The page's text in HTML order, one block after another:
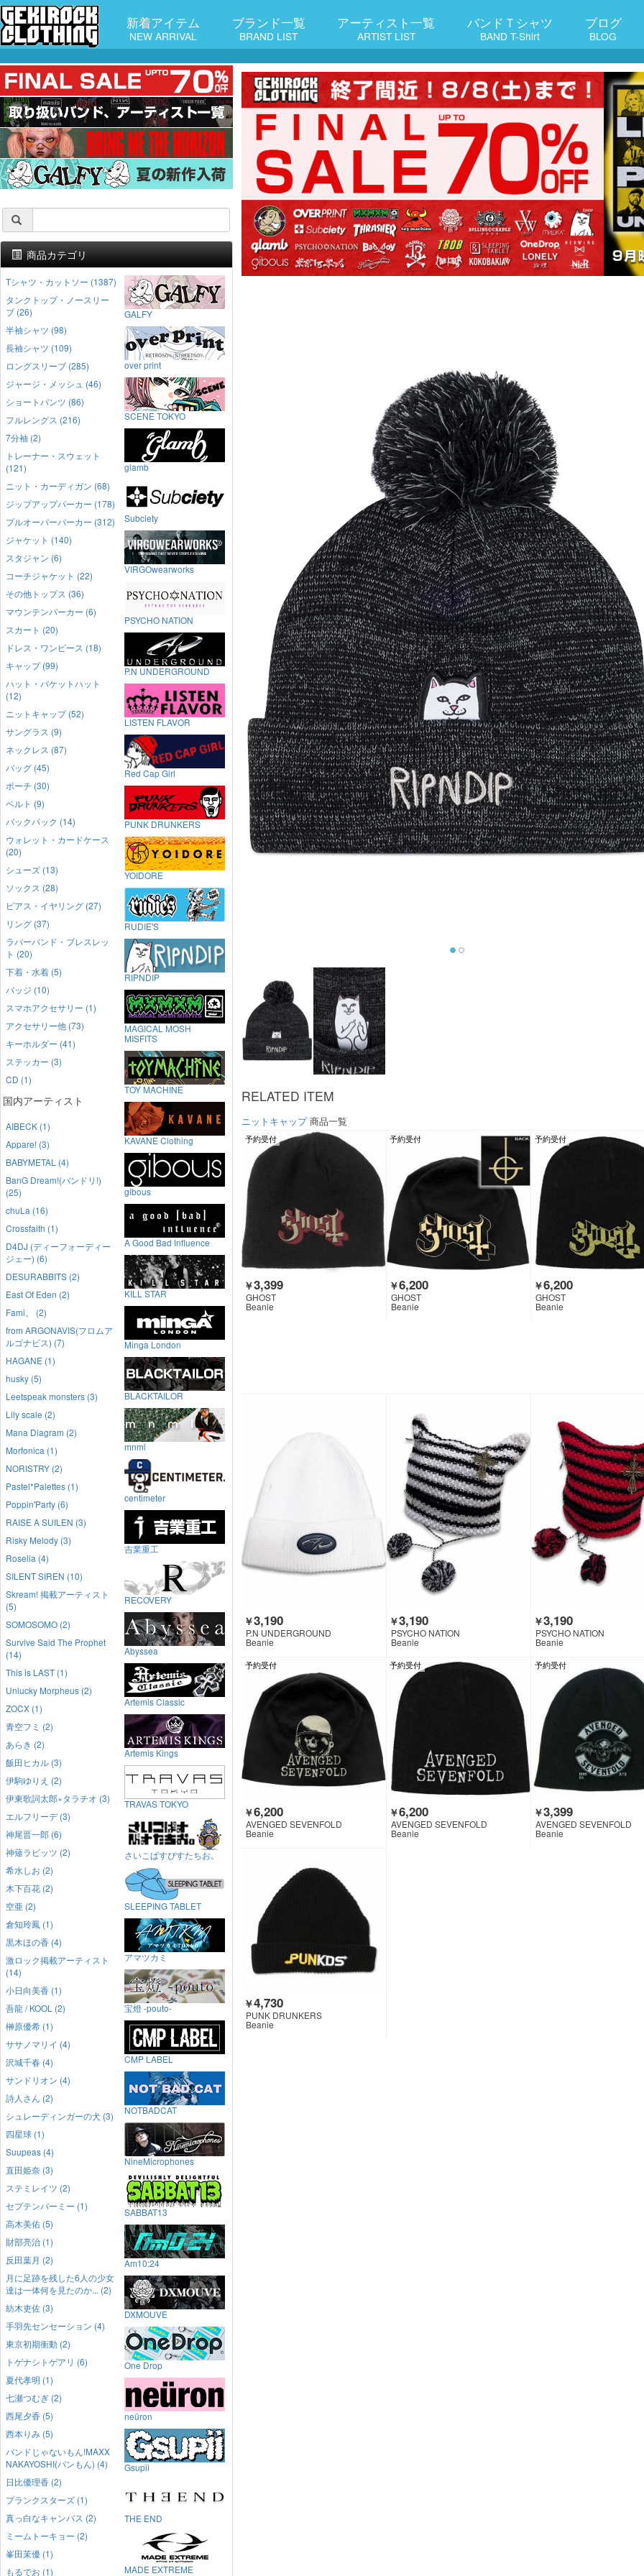
新着アイテム
NEW ARRIVAL
ブランド一覧
BRAND LIST
アーティスト一覧
ARTIST LIST
バンドＴシャツ
BAND T-Shirt
ブログ
BLOG
RELATED ITEM
ニットキャップ商品一覧
予約受付
￥3,399
GHOST
Beanie
予約受付
￥6,200
GHOST
Beanie
予約受付
￥6,200
GHOST
Beanie
￥3,190
P.N UNDERGROUND
Beanie
￥3,190
PSYCHO NATION
Beanie
￥3,190
PSYCHO NATION
Beanie
予約受付
￥6,200
AVENGED SEVENFOLD
Beanie
予約受付
￥6,200
AVENGED SEVENFOLD
Beanie
予約受付
￥3,399
AVENGED SEVENFOLD
Beanie
￥4,730
PUNK DRUNKERS
Beanie
商品カテゴリ
Tシャツ・カットソー (1387)
タンクトップ・ノースリー
ブ (26)
半袖シャツ (98)
長袖シャツ (109)
ロングスリーブ (285)
ジャージ・メッシュ (46)
ショートパンツ (86)
フルレングス (216)
7分袖 (2)
トレーナー・スウェット
(121)
ニット・カーディガン (68)
ジップアップパーカー (178)
プルオーバーパーカー (312)
ジャケット (140)
スタジャン (6)
コーチジャケット (22)
その他トップス (36)
マウンテンパーカー (6)
スカート (20)
ドレス・ワンピース (18)
キャップ (99)
ハット・バケットハット
(12)
ニットキャップ (52)
サングラス (9)
ネックレス (87)
バッグ (45)
ポーチ (30)
ベルト (9)
バックパック (14)
ウォレット・カードケース
(20)
シューズ (13)
ソックス (28)
ピアス・イヤリング (27)
リング (37)
ラバーバンド・ブレスレッ
ト (20)
下着・水着 (5)
バッジ (10)
スマホアクセサリー (1)
アクセサリー他 (73)
キーホルダー (41)
ステッカー (3)
CD (1)
国内アーティスト
AIBECK (1)
Appare! (3)
BABYMETAL (4)
BanG Dream!(バンドリ!)
(25)
chuLa (16)
Crossfaith (1)
D4DJ (ディーフォーディー
ジェー) (6)
DESURABBITS (2)
East Of Eden (2)
Fami。 (2)
from ARGONAVIS(フロムア
ルゴナビス) (7)
HAGANE (1)
husky (5)
Leetspeak monsters (3)
Lily scale (2)
Mana Diagram (2)
Morfonica (1)
NORISTRY (2)
Pastel*Palettes (1)
Poppin'Party (6)
RAISE A SUILEN (3)
Risky Melody (3)
Roselia (4)
SILENT SIREN (10)
Skream! 掲載アーティスト
(5)
SOMOSOMO (2)
Survive Said The Prophet
(14)
This is LAST (1)
Unlucky Morpheus (2)
ZOCX (1)
青空フミ (2)
あらき (2)
飯田ヒカル (3)
伊駒ゆりえ (2)
伊東歌詞太郎×タラチオ (3)
エルフリーデ (3)
神尾晋一郎 (6)
神薙ラビッツ (2)
希水しお (2)
木下百花 (2)
空亜 (2)
倉知玲鳳 (1)
黒木ほの香 (4)
激ロック掲載アーティスト
(14)
小日向美香 (1)
吾龍 / KOOL (2)
榊原優希 (1)
ササノマリイ (4)
沢城千春 (4)
サンドリオン (4)
詩人さん (2)
シュレーディンガーの犬 (3)
四星球 (1)
Suupeas (4)
直田姫奈 (3)
ステミレイツ (2)
セプテンバーミー (1)
高木美佑 (5)
財部亮治 (1)
反田葉月 (2)
月に足跡を残した6人の少女
達は一体何を見たのか... (2)
紡木吏佐 (3)
手羽先センセーション (4)
東京初期衝動 (2)
トゲナシトゲアリ (6)
夏代孝明 (1)
七瀬つむぎ (2)
西尾夕香 (5)
西本りみ (5)
バンドじゃないもん!MAXX
NAKAYOSHI(バンもん) (4)
日比優理香 (2)
プランクスターズ (1)
真っ白なキャンバス (2)
ミームトーキョー (2)
峯田茉優 (1)
もるでお (1)
GALFY
over print
SCENE TOKYO
glamb
Subciety
VIRGOwearworks
PSYCHO NATION
P.N UNDERGROUND
LISTEN FLAVOR
Red Cap Girl
PUNK DRUNKERS
YOIDORE
RUDIE'S
RIPNDIP
MAGICAL MOSH
MISFITS
TOY MACHINE
KAVANE Clothing
gibous
A Good Bad Influence
KILL STAR
Minga London
BLACKTAILOR
mnml
centimeter
吉業重工
RECOVERY
Abyssea
Artemis Classic
Artemis Kings
TRAVAS TOKYO
さいこぱすぴすたちお。
SLEEPING TABLET
アマツカミ
宝燈 -pouto-
CMP LABEL
NOTBADCAT
NineMicrophones
SABBAT13
Am10:24
DXMOUVE
One Drop
neüron
Gsupii
THE END
MADE EXTREME